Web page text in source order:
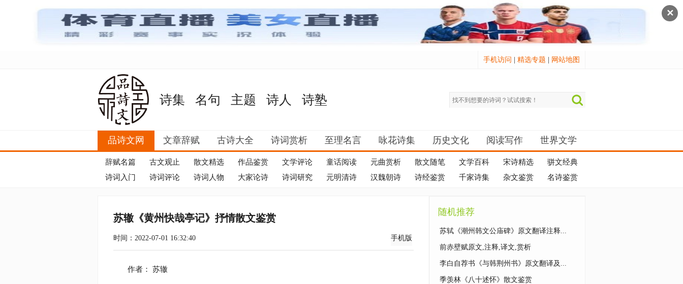
✕
手机访问 精选专题 网站地图
诗集 名句 主题 诗人 诗塾
品诗文网 文章辞赋 古诗大全 诗词赏析 至理名言 咏花诗集 历史文化 阅读写作 世界文学
辞赋名篇 古文观止 散文精选 作品鉴赏 文学评论 童话阅读 元曲赏析 散文随笔 文学百科 宋诗精选
骈文经典
诗词入门
诗词评论 诗词人物 大家论诗 诗词研究 元明清诗 汉魏朝诗 诗经鉴赏 千家诗集 杂文鉴赏 名诗鉴赏
苏辙《黄州快哉亭记》抒情散文鉴赏
时间：2022-07-01 16:32:40 手机版
作者： 苏辙
随机推荐
苏轼《潮州韩文公庙碑》原文翻译注释...
前赤壁赋原文,注释,译文,赏析
李白自荐书《与韩荆州书》原文翻译及...
季羡林《八十述怀》散文鉴赏